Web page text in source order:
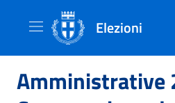
Elezioni
Amministrative